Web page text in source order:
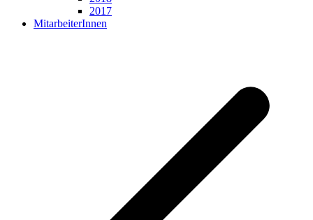
2017
MitarbeiterInnen